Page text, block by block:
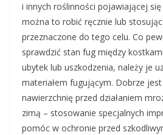
i innych roślinności pojawiającej
można to robić ręcznie lub
przeznaczone do tego celu. Co
sprawdzić stan fug między
ubytek lub uszkodzenia, należy je
materiałem fugującym. Dobrze
nawierzchnię przed działaniem
zimą – stosowanie specjalnych
pomóc w ochronie przed